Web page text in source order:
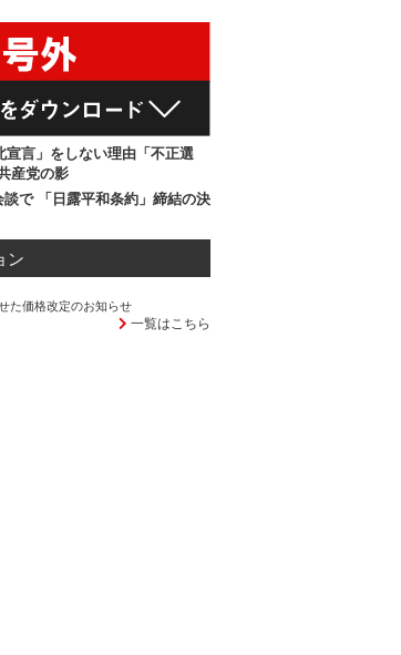
宣言」をしない理由「不正選
産党の影
で 「日露平和条約」締結の決
ン
た価格改定のお知らせ
一覧はこちら